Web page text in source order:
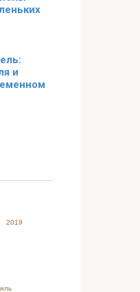
и
2019